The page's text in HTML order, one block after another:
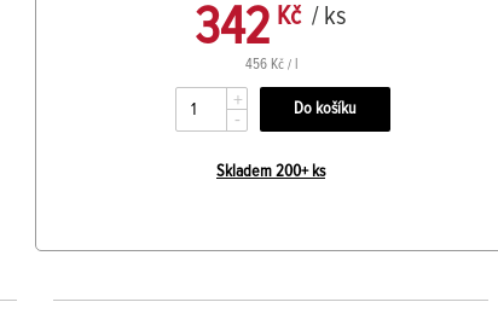
342 Kč / ks
456 Kč / l
+
-
Skladem 200+ ks